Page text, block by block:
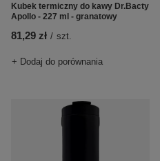
Kubek termiczny do kawy Dr.Bacty
Apollo - 227 ml - granatowy
81,29 zł / szt.
+ Dodaj do porównania